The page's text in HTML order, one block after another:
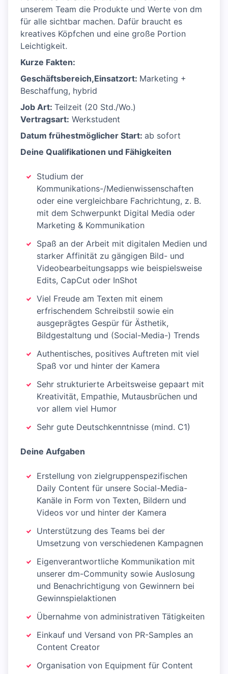
unserem Team die Produkte und Werte von dm
für alle sichtbar machen. Dafür braucht es
kreatives Köpfchen und eine große Portion
Leichtigkeit.
Kurze Fakten:
Geschäftsbereich,Einsatzort: Marketing +
Beschaffung, hybrid
Job Art: Teilzeit (20 Std./Wo.)
Vertragsart: Werkstudent
Datum frühestmöglicher Start: ab sofort
Deine Qualifikationen und Fähigkeiten
Studium der
Kommunikations-/Medienwissenschaften
oder eine vergleichbare Fachrichtung, z. B.
mit dem Schwerpunkt Digital Media oder
Marketing & Kommunikation
Spaß an der Arbeit mit digitalen Medien und
starker Affinität zu gängigen Bild- und
Videobearbeitungsapps wie beispielsweise
Edits, CapCut oder InShot
Viel Freude am Texten mit einem
erfrischendem Schreibstil sowie ein
ausgeprägtes Gespür für Ästhetik,
Bildgestaltung und (Social-Media-) Trends
Authentisches, positives Auftreten mit viel
Spaß vor und hinter der Kamera
Sehr strukturierte Arbeitsweise gepaart mit
Kreativität, Empathie, Mutausbrüchen und
vor allem viel Humor
Sehr gute Deutschkenntnisse (mind. C1)
Deine Aufgaben
Erstellung von zielgruppenspezifischen
Daily Content für unsere Social-Media-
Kanäle in Form von Texten, Bildern und
Videos vor und hinter der Kamera
Unterstützung des Teams bei der
Umsetzung von verschiedenen Kampagnen
Eigenverantwortliche Kommunikation mit
unserer dm-Community sowie Auslosung
und Benachrichtigung von Gewinnern bei
Gewinnspielaktionen
Übernahme von administrativen Tätigkeiten
Einkauf und Versand von PR-Samples an
Content Creator
Organisation von Equipment für Content